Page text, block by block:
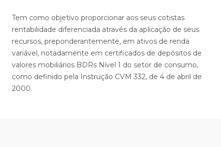
Tem como objetivo proporcionar aos seus cotistas
rentabilidade diferenciada através da aplicação de seus
recursos, preponderantemente, em ativos de renda
variável, notadamente em certificados de depósitos de
valores mobiliários BDRs Nível 1 do setor de consumo,
como definido pela Instrução CVM 332, de 4 de abril de
2000.